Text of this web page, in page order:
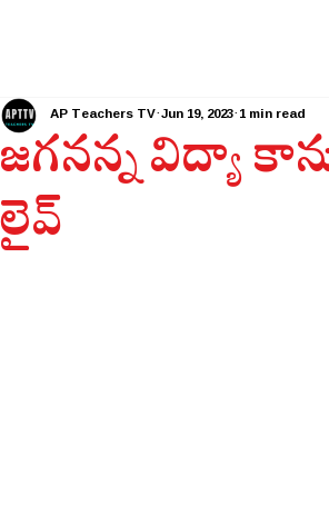
జగనన్న విద్యా
లైవ్
AP Teachers TV Jun 19, 2023 1 min read